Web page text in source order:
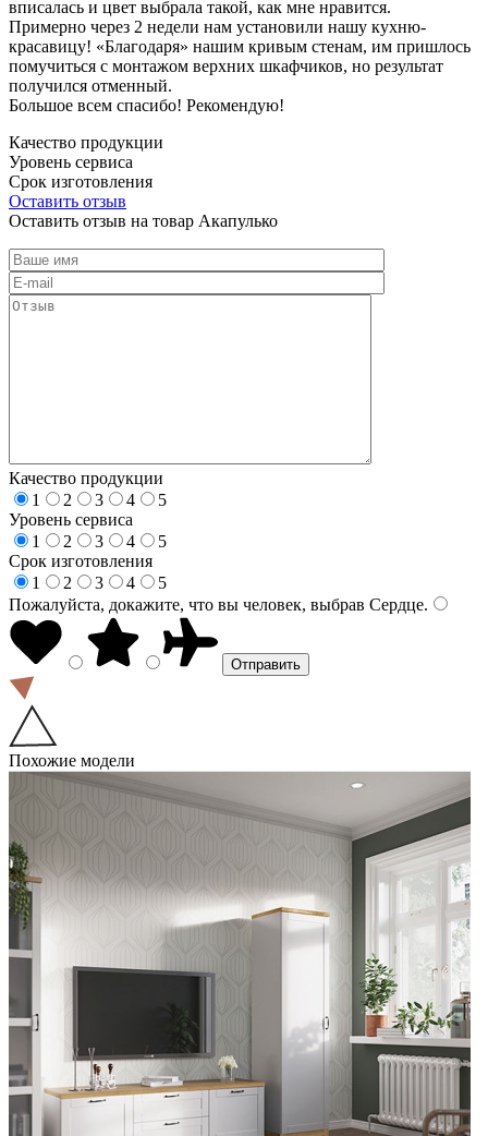
вписалась и цвет выбрала такой, как мне нравится.
Примерно через 2 недели нам установили нашу кухню-
красавицу! «Благодаря» нашим кривым стенам, им пришлось
помучиться с монтажом верхних шкафчиков, но результат
получился отменный.
Большое всем спасибо! Рекомендую!
Качество продукции
Уровень сервиса
Срок изготовления
Оставить отзыв
Оставить отзыв на товар Акапулько
Качество продукции
1
2 3 4
5
Уровень сервиса
1
2 3 4
5
Срок изготовления
1
2 3 4
5
Пожалуйста, докажите, что вы человек, выбрав Сердце.
Похожие модели